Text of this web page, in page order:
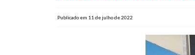
Publicado em 11 de julho de 2022